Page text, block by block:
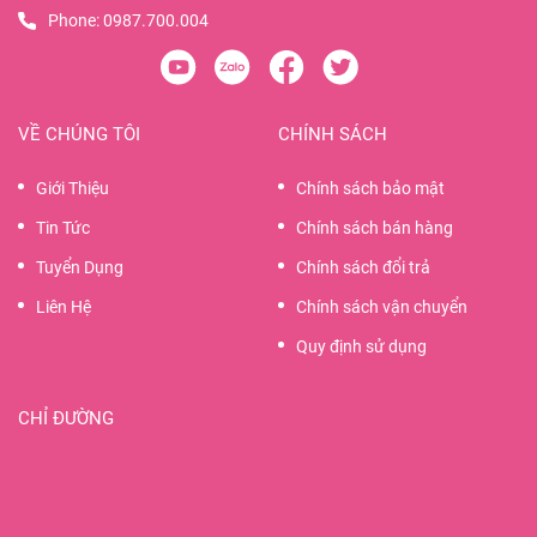
Phone:0987.700.004
VỀ CHÚNG TÔI
Giới Thiệu
Tin Tức
Tuyển Dụng
Liên Hệ
CHÍNH SÁCH
Chính sách bảo mật
Chính sách bán hàng
Chính sách đổi trả
Chính sách vận chuyển
Quy định sử dụng
CHỈ ĐƯỜNG